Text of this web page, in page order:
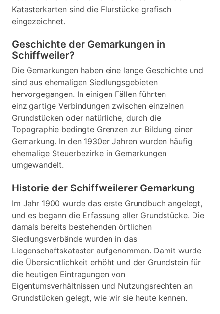
Katasterkarten sind die Flurstücke grafisch
eingezeichnet.
Geschichte der Gemarkungen in
Schiffweiler?
Die Gemarkungen haben eine lange Geschichte und
sind aus ehemaligen Siedlungsgebieten
hervorgegangen. In einigen Fällen führten
einzigartige Verbindungen zwischen einzelnen
Grundstücken oder natürliche, durch die
Topographie bedingte Grenzen zur Bildung einer
Gemarkung. In den 1930er Jahren wurden häufig
ehemalige Steuerbezirke in Gemarkungen
umgewandelt.
Historie der Schiffweilerer Gemarkung
Im Jahr 1900 wurde das erste Grundbuch angelegt,
und es begann die Erfassung aller Grundstücke. Die
damals bereits bestehenden örtlichen
Siedlungsverbände wurden in das
Liegenschaftskataster aufgenommen. Damit wurde
die Übersichtlichkeit erhöht und der Grundstein für
die heutigen Eintragungen von
Eigentumsverhältnissen und Nutzungsrechten an
Grundstücken gelegt, wie wir sie heute kennen.